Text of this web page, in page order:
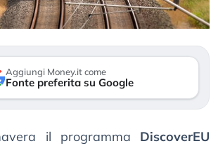
Aggiungi Money.it come
Fonte preferita su Google
il programma DiscoverEU